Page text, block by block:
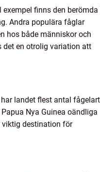
finns den berömda
Andra populära fåglar
hos både människor och
det en otrolig variation att
landet flest antal
Nya Guinea oändliga
viktig destination för